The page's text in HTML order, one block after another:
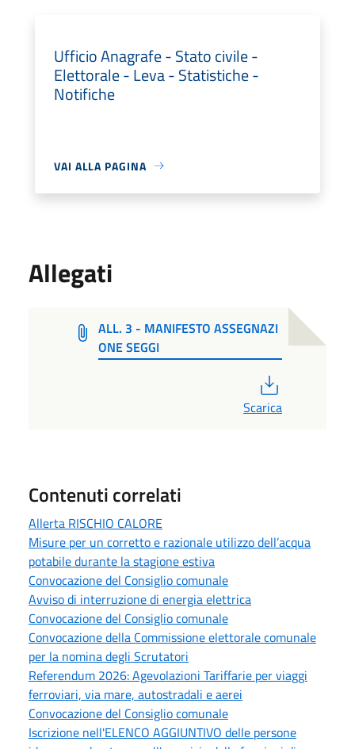
Ufficio Anagrafe - Stato civile -
Elettorale - Leva - Statistiche -
Notifiche
VAI ALLA PAGINA
Allegati
ALL. 3 - MANIFESTO ASSEGNAZI
ONE SEGGI
Scarica
Contenuti correlati
Allerta RISCHIO CALORE
Misure per un corretto e razionale utilizzo dell’acqua
potabile durante la stagione estiva
Convocazione del Consiglio comunale
Avviso di interruzione di energia elettrica
Convocazione del Consiglio comunale
Convocazione della Commissione elettorale comunale
per la nomina degli Scrutatori
Referendum 2026: Agevolazioni Tariffarie per viaggi
ferroviari, via mare, autostradali e aerei
Convocazione del Consiglio comunale
Iscrizione nell'ELENCO AGGIUNTIVO delle persone